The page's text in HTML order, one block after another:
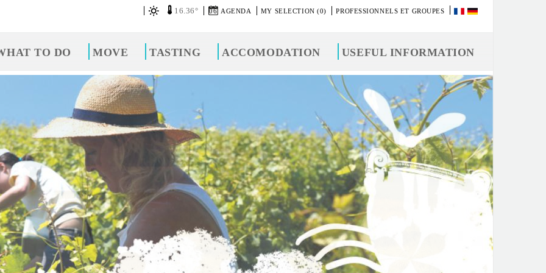
16.36° 06 AGENDA MY SELECTION (0) PROFESSIONNELS ET GROUPES
TO DO MOVE TASTING ACCOMODATION USEFUL INFORMATION